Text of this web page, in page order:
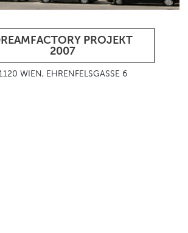
PROJEKT
2007
1120 WIEN, EHRENFELSGASSE 6